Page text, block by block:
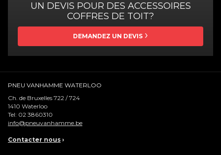
UN DEVIS POUR DES ACCESSOIRES
COFFRES DE TOIT?
DEMANDEZ UN DEVIS
PNEU VANHAMME WATERLOO
Ch. de Bruxelles 722 / 724
1410 Waterloo
Tel: 02 3860310
info@pneuvanhamme.be
Contacter nous ›